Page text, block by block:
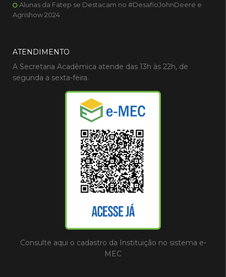
Alunas da Fatep se Destacam no #DesafioJohnDeere e
Agrishow 2024
ATENDIMENTO
A Secretaria Acadêmica atende das 13h às 22h, de
segunda a sexta-feira.
Consulte aqui o cadastro da Instituição no sistema e-
MEC